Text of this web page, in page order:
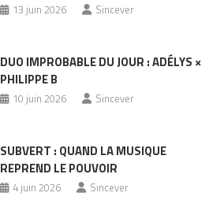
13 juin 2026 Sincever
DUO IMPROBABLE DU JOUR : ADÉLYS ×
PHILIPPE B
10 juin 2026 Sincever
SUBVERT : QUAND LA MUSIQUE
REPREND LE POUVOIR
4 juin 2026 Sincever